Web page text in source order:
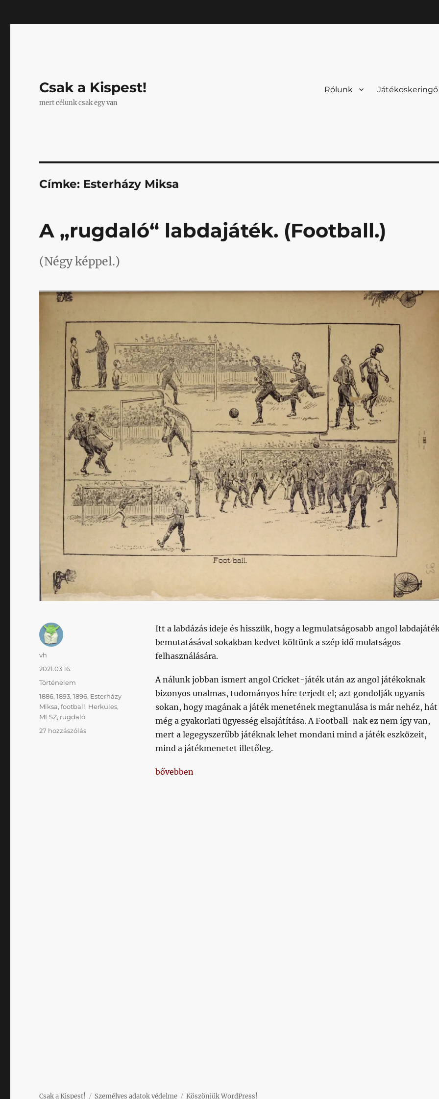
Csak a Kispest!
mert célunk csak egy van
Rólunk Játékoskeringő
Címke: Esterházy Miksa
A „rugdaló“ labdajáték. (Football.)
(Négy képpel.)
Itt a labdázás ideje és hisszük, hogy a legmulatságosabb angol
bemutatásával sokakban kedvet költünk a szép idő mulatságos
felhasználására.
A nálunk jobban ismert angol Cricket-játék után az angol játékoknak
bizonyos unalmas, tudományos híre terjedt el; azt gondolják ugyanis
sokan, hogy magának a játék menetének megtanulása is már nehéz, hát
még a gyakorlati ügyesség elsajátítása. A Football-nak ez nem így van,
mert a legegyszerűbb játéknak lehet mondani mind a játék eszközeit,
mind a játékmenetet illetőleg.
„A „rugdaló“ labdajáték. (Football.)”
bővebben
Szerző
vh
Közzétéve
2021.03.16.
Kategória
Történelem
Címke
1886,1893,1896, Esterházy
Miksa,football, Herkules,
MLSZ, rugdaló
27 hozzászólásA
Csak a Kispest! Személyes adatok védelme Köszönjük WordPress!